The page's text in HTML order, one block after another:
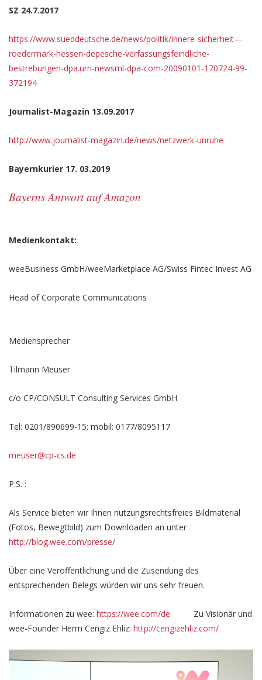
SZ 24.7.2017
https://www.sueddeutsche.de/news/politik/innere-sicherheit—
roedermark-hessen-depesche-verfassungsfeindliche-
bestrebungen-dpa.urn-newsml-dpa-com-20090101-170724-99-
372194
Journalist-Magazin 13.09.2017
http://www.journalist-magazin.de/news/netzwerk-unruhe
Bayernkurier 17. 03.2019
Bayerns Antwort auf Amazon
Medienkontakt:
weeBusiness GmbH/weeMarketplace AG/Swiss Fintec Invest AG
Head of Corporate Communications
Mediensprecher
Tilmann Meuser
c/o CP/CONSULT Consulting Services GmbH
Tel: 0201/890699-15; mobil: 0177/8095117
meuser@cp-cs.de
P.S. :
Als Service bieten wir Ihnen nutzungsrechtsfreies Bildmaterial
(Fotos, Bewegtbild) zum Downloaden an unter
http://blog.wee.com/presse/
Über eine Veröffentlichung und die Zusendung des
entsprechenden Belegs würden wir uns sehr freuen.
Informationen zu wee: https://wee.com/de Zu Visionär und
wee-Founder Herrn Cengiz Ehliz: http://cengizehliz.com/